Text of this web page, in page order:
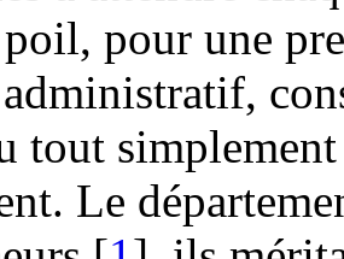
pour une
tout
Le